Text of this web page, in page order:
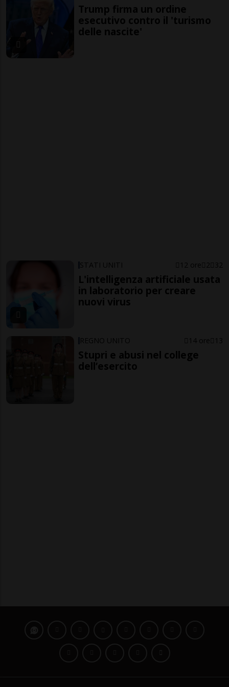
Trump firma un ordine
esecutivo contro il 'turismo
delle nascite'
STATI UNITI 12 ore 2 32
L'intelligenza artificiale usata
in laboratorio per creare
nuovi virus
REGNO UNITO 14 ore 13
Stupri e abusi nel college
dell’esercito